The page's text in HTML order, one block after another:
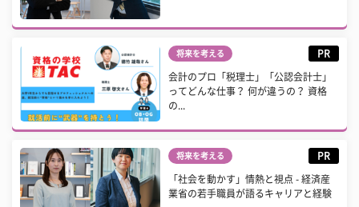
将来を考える PR
会計のプロ「税理士」「公認会計士」
ってどんな仕事？ 何が違うの？ 資格
の...
将来を考える PR
「社会を動かす」情熱と視点 - 経済産
業省の若手職員が語るキャリアと経験